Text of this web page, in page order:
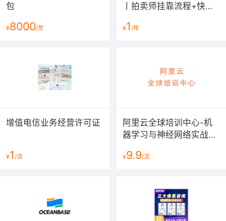
包
¥8000/年
丨拍卖师挂靠流程+快速
¥1 /年
增值电信业务经营许可证
¥1 /次
阿里云全球培训中心-机
器学习与神经网络实战课
¥9.9/次